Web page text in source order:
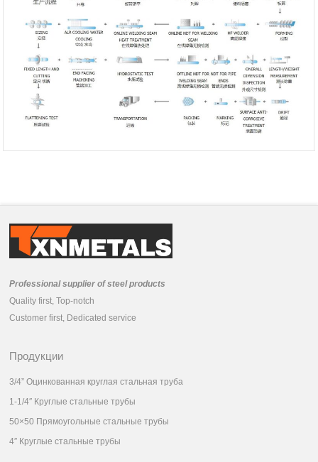
Professional supplier of steel products
Quality first, Top-notch
Customer first, Dedicated service
Продукции
3/4” Оцинкованная круглая стальная труба
1-1/4″ Круглые стальные трубы
50×50 Прямоугольные стальные трубы
4″ Круглые стальные трубы